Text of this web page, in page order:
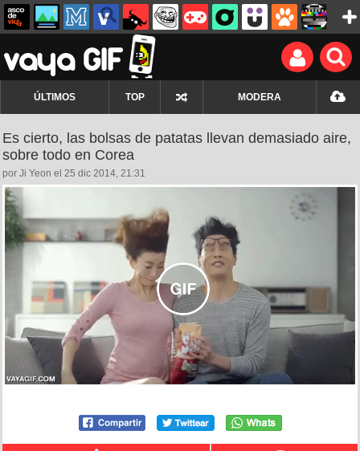
ÚLTIMOS TOP MODERA
Es cierto, las bolsas de patatas llevan demasiado aire,
sobre todo en Corea
por Ji Yeon el 25 dic 2014, 21:31